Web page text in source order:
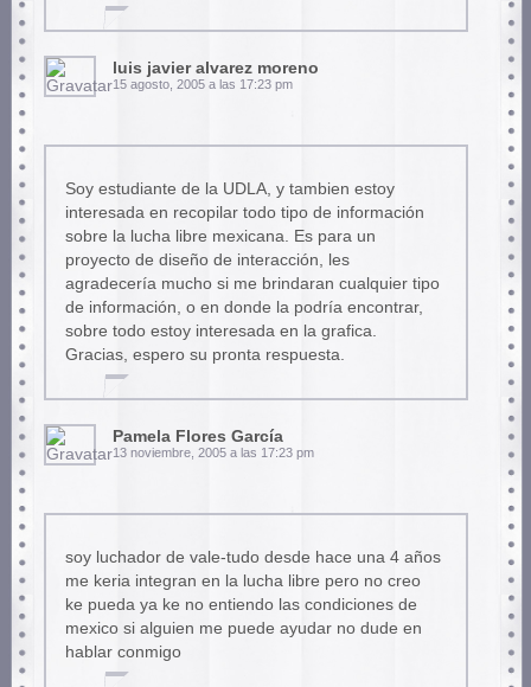
luis javier alvarez moreno
15 agosto, 2005 a las 17:23 pm
Soy estudiante de la UDLA, y tambien estoy
interesada en recopilar todo tipo de información
sobre la lucha libre mexicana. Es para un
proyecto de diseño de interacción, les
agradecería mucho si me brindaran cualquier tipo
de información, o en donde la podría encontrar,
sobre todo estoy interesada en la grafica.
Gracias, espero su pronta respuesta.
Pamela Flores García
13 noviembre, 2005 a las 17:23 pm
soy luchador de vale-tudo desde hace una 4 años
me keria integran en la lucha libre pero no creo
ke pueda ya ke no entiendo las condiciones de
mexico si alguien me puede ayudar no dude en
hablar conmigo